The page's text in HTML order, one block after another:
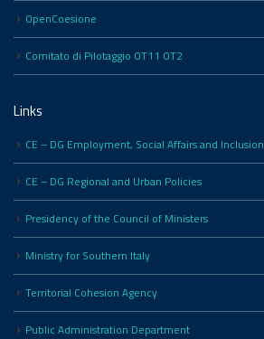
OpenCoesione
Comitato di Pilotaggio OT11 OT2
Links
CE – DG Employment, Social Affairs and Inclusion
CE – DG Regional and Urban Policies
Presidency of the Council of Ministers
Ministry for Southern Italy
Territorial Cohesion Agency
Public Administration Department